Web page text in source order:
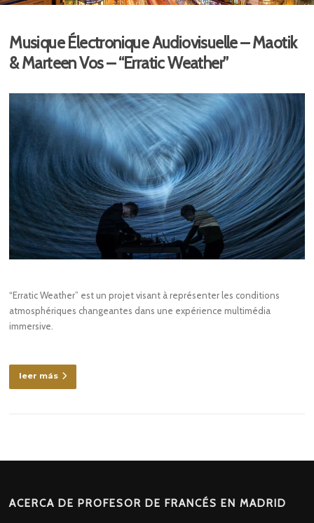
Musique Électronique Audiovisuelle – Maotik
& Marteen Vos – “Erratic Weather”
“Erratic Weather” est un projet visant à représenter les conditions
atmosphériques changeantes dans une expérience multimédia
immersive.
leer más
ACERCA DE PROFESOR DE FRANCÉS EN MADRID